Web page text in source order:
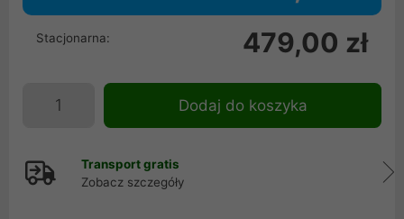
Stacjonarna: 479,00 zł
Dodaj do koszyka
Transport gratis
Zobacz szczegóły